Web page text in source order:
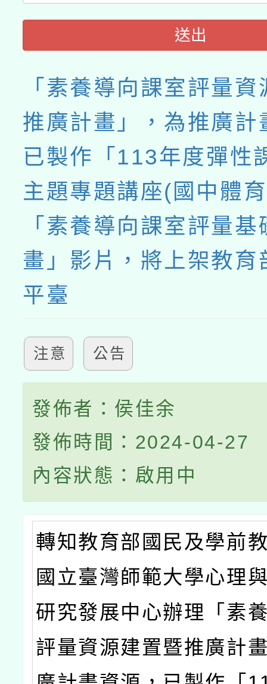
送出
「素養導向課室評量
推廣計畫」，為推廣計
已製作「113年度彈性
主題專題講座(國中體
「素養導向課室評量
畫」影片，將上架教育
平臺
注意 公告
發佈者：侯佳余
發佈時間：2024-04-27
內容狀態：啟用中
轉知教育部國民及學前
國立臺灣師範大學心理
研究發展中心辦理「素
評量資源建置暨推廣計